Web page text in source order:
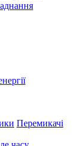
Перемикачі